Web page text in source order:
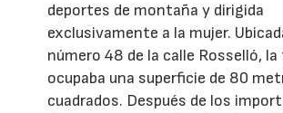
deportes de montaña y dirigida
exclusivamente a la mujer.
número 48 de la calle Rosselló, la
ocupaba una superficie de 80
cuadrados. Después de los